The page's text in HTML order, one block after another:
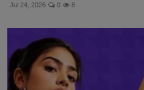
Jul 24, 2026 0 8